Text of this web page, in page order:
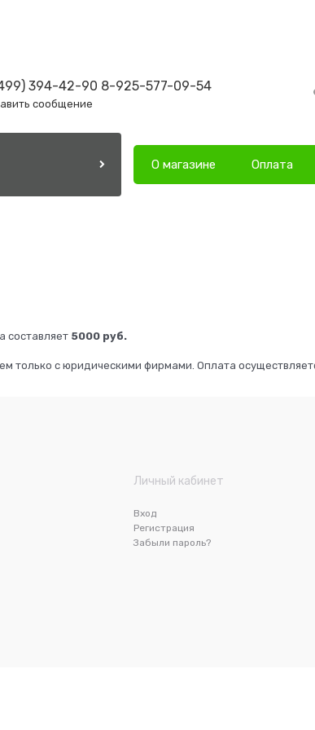
394-42-90 8-925-577-09-54
сообщение
О магазине Оплата
составляет 5000 руб.
только с юридическими фирмами. Оплата
Личный кабинет
Вход
Регистрация
Забыли пароль?